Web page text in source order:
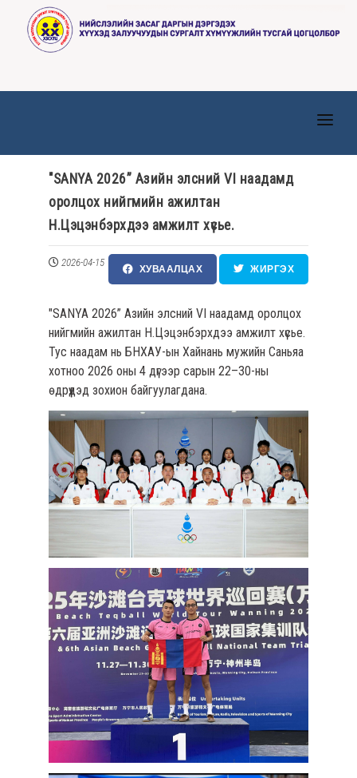
ТАНИЛЦУУЛГА
МЭДЭЭ, МЭДЭЭЛЭЛ
ИЛ ТОД БАЙДАЛ
ХУУЛЬ ЭРХ ЗҮЙ
"SANYA 2026” Азийн элсний VI наадамд
оролцох нийгмийн ажилтан
Н.Цэцэнбэрхдээ амжилт хүсье.
2026-04-15 ХУВААЛЦАХ ЖИРГЭХ
"SANYA 2026” Азийн элсний VI наадамд оролцох
нийгмийн ажилтан Н.Цэцэнбэрхдээ амжилт хүсье.
Тус наадам нь БНХАУ-ын Хайнань мужийн Саньяа
хотноо 2026 оны 4 дүгээр сарын 22–30-ны
өдрүүдэд зохион байгуулагдана.